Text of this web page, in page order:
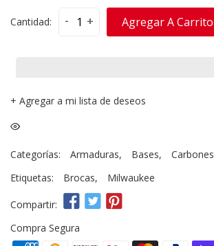
Cantidad: - + Agregar A Carrito
+ Agregar a mi lista de deseos
Categorías: Armaduras, Bases,
Carbones
Etiquetas:
Brocas, Milwaukee
Compartir:
Compra Segura